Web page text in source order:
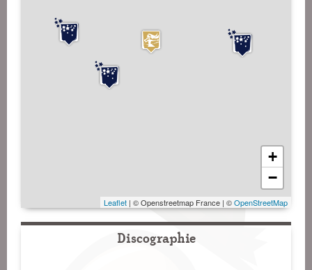
+
−
Leaflet | © Openstreetmap France | ©OpenStreetMap
Discographie